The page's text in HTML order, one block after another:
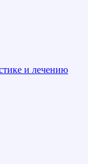
и лечению